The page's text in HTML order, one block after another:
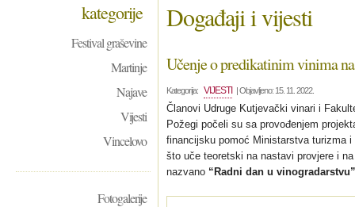
kategorije
Festival graševine
Martinje
Najave
Vijesti
Vincelovo
Fotogalerije
Događaji i vijesti
Učenje o predikatinim vinima
Kategorija: VIJESTI | Objavljeno: 15. 11. 2022.
Članovi Udruge Kutjevački vinari i
Požegi počeli su sa provođenjem
financijsku pomoć Ministarstva turizma
što uče teoretski na nastavi provjere i
nazvano “Radni dan u vinogradarstvu”